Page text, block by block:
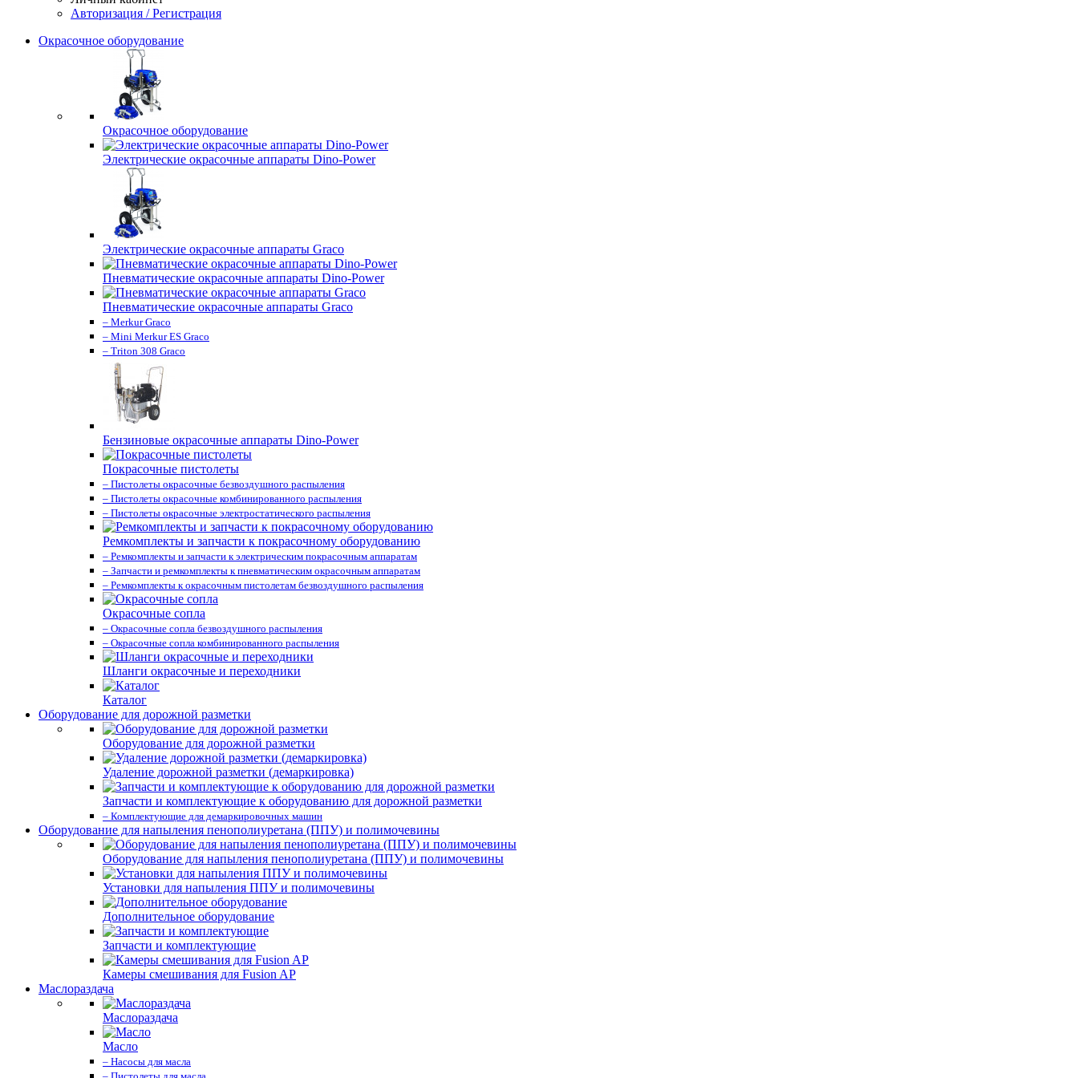
Авторизация / Регистрация
Окрасочное оборудование
Окрасочное оборудование
Электрические окрасочные аппараты Dino-Power
Электрические окрасочные аппараты Graco
Пневматические окрасочные аппараты Dino-Power
Пневматические окрасочные аппараты Graco
– Merkur Graco
– Mini Merkur ES Graco
– Triton 308 Graco
Бензиновые окрасочные аппараты Dino-Power
Покрасочные пистолеты
– Пистолеты окрасочные безвоздушного распыления
– Пистолеты окрасочные комбинированного распыления
– Пистолеты окрасочные электростатического распыления
Ремкомплекты и запчасти к покрасочному оборудованию
– Ремкомплекты и запчасти к электрическим покрасочным аппаратам
– Запчасти и ремкомплекты к пневматическим окрасочным аппаратам
– Ремкомплекты к окрасочным пистолетам безвоздушного распыления
Окрасочные сопла
– Окрасочные сопла безвоздушного распыления
– Окрасочные сопла комбинированного распыления
Шланги окрасочные и переходники
Каталог
Оборудование для дорожной разметки
Оборудование для дорожной разметки
Удаление дорожной разметки (демаркировка)
Запчасти и комплектующие к оборудованию для дорожной разметки
– Комплектующие для демаркировочных машин
Оборудование для напыления пенополиуретана (ППУ) и полимочевины
Оборудование для напыления пенополиуретана (ППУ) и полимочевины
Установки для напыления ППУ и полимочевины
Дополнительное оборудование
Запчасти и комплектующие
Камеры смешивания для Fusion AP
Маслораздача
Маслораздача
Масло
– Насосы для масла